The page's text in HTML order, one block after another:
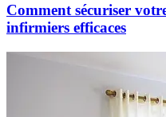
Comment sécuriser
infirmiers efficaces